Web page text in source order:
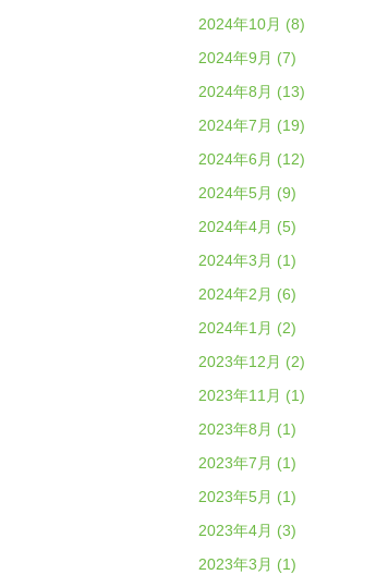
2024年10月 (8)
2024年9月 (7)
2024年8月 (13)
2024年7月 (19)
2024年6月 (12)
2024年5月 (9)
2024年4月 (5)
2024年3月 (1)
2024年2月 (6)
2024年1月 (2)
2023年12月 (2)
2023年11月 (1)
2023年8月 (1)
2023年7月 (1)
2023年5月 (1)
2023年4月 (3)
2023年3月 (1)